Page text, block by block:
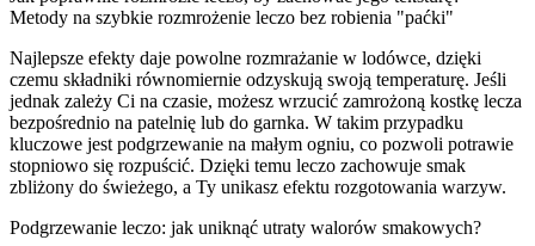
Metody na szybkie rozmrożenie leczo bez robienia "paćki"
Najlepsze efekty daje powolne rozmrażanie w lodówce, dzięki
czemu składniki równomiernie odzyskują swoją temperaturę. Jeśli
jednak zależy Ci na czasie, możesz wrzucić zamrożoną kostkę lecza
bezpośrednio na patelnię lub do garnka. W takim przypadku
kluczowe jest podgrzewanie na małym ogniu, co pozwoli potrawie
stopniowo się rozpuścić. Dzięki temu leczo zachowuje smak
zbliżony do świeżego, a Ty unikasz efektu rozgotowania warzyw.
Podgrzewanie leczo: jak uniknąć utraty walorów smakowych?